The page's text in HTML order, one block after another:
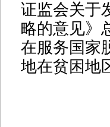
证监会关于
略的意见》
在服务国家
地在贫困地